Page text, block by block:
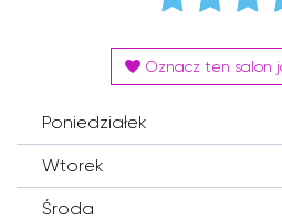
Oznacz ten salon
Poniedziałek
Wtorek
Środa